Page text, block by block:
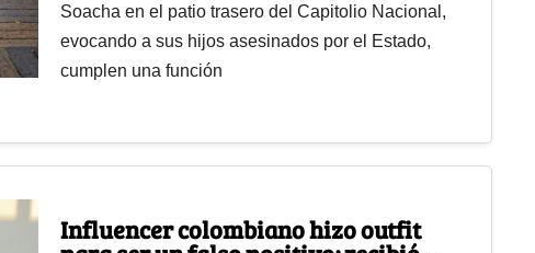
Soacha en el patio trasero del Capitolio Nacional,
evocando a sus hijos asesinados por el Estado,
cumplen una función
Influencer colombiano hizo outfit